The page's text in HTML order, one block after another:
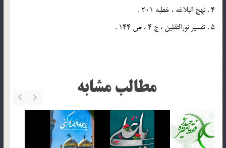
4 . نهج البلاغه ، خطبه 201 .
5 . تفسير نورالثقلين ، ج 4 ، ص 144 .
مطالب مشابه